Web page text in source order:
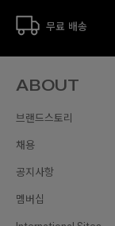
무료 배송
ABOUT
브랜드스토리
채용
공지사항
멤버십